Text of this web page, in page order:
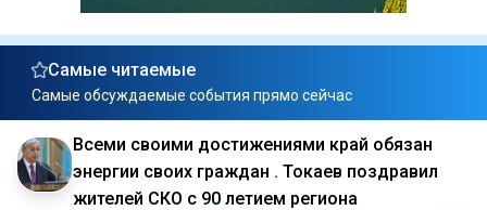
Самые читаемые
Самые обсуждаемые события прямо сейчас
Всеми своими достижениями край обязан
энергии своих граждан . Токаев поздравил
жителей СКО с 90 летием региона